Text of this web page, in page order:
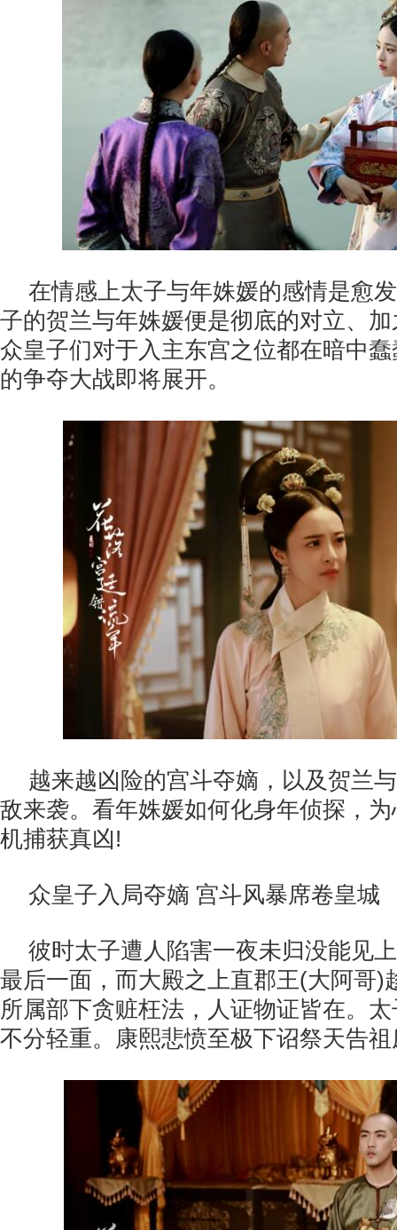
在情感上太子与年姝媛的感情是愈
子的贺兰与年姝媛便是彻底的对立、
众皇子们对于入主东宫之位都在暗中
的争夺大战即将展开。
越来越凶险的宫斗夺嫡，以及贺兰
敌来袭。看年姝媛如何化身年侦探，
机捕获真凶!
众皇子入局夺嫡 宫斗风暴席卷皇城
彼时太子遭人陷害一夜未归没能见
最后一面，而大殿之上直郡王(大阿哥)
所属部下贪赃枉法，人证物证皆在。
不分轻重。康熙悲愤至极下诏祭天告